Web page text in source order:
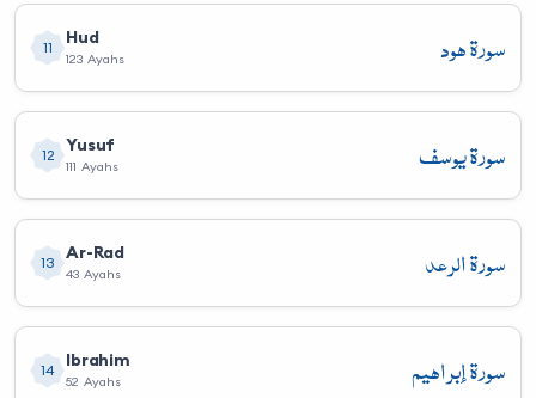
11 Hud
123 Ayahs سورة هود
12 Yusuf
111 Ayahs سورة يوسف
13 Ar-Rad
43 Ayahs سورة الرعد
14 Ibrahim
52 Ayahs سورة إبراهيم